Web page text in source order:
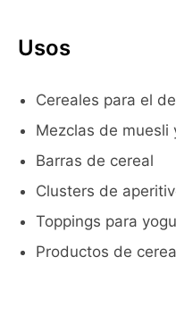
Usos
Cereales para el
Mezclas de muesli
Barras de cereal
Clusters de
Toppings para
Productos de